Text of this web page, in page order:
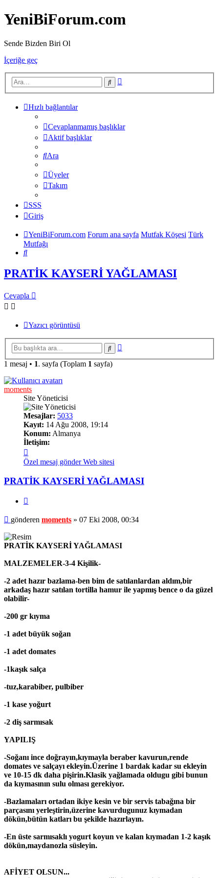
YeniBiForum.com
Sende Bizden Biri Ol
İçeriğe geç
Ara
Hızlı bağlantılar
Cevaplanmamış başlıklar
Aktif başlıklar
Ara
Üyeler
Takım
SSS
Giriş
YeniBiForum.com Forum ana sayfa Mutfak Köşesi Türk
Mutfağı
Ara
PRATİK KAYSERİ YAĞLAMASI
Cevapla
Yazıcı görüntüsü
Ara
1 mesaj • 1. sayfa (Toplam 1 sayfa)
moments
Site Yöneticisi
Mesajlar: 5033
Kayıt: 14 Ağu 2008, 19:14
Konum: Almanya
İletişim:
moments
Özel mesaj gönder Web sitesi
PRATİK KAYSERİ YAĞLAMASI
Mesaj
gönderen moments » 07 Eki 2008, 00:34
PRATİK KAYSERİ YAĞLAMASI
MALZEMELER-3-4 Kişilik-
-2 adet hazır bazlama-ben bim de satılanlardan aldım,bir
arkadaş hazır satılan tortilla hamur ile yapmış bence o da güzel
olabilir-
-200 gr kıyma
-1 adet büyük soğan
-1 adet domates
-1kaşık salça
-tuz,karabiber, pulbiber
-1 kase yoğurt
-2 diş sarmısak
YAPILIŞ
-Soğanı ince doğrayın,kıymayla beraber kavurun,rende
domates ve salçayı ekleyin.Üzerine 1 bardak kadar su ekleyin
ve 10-15 dk daha pişirin.Klasik yağlamada oldugu gibi bunun
da kıymasının sulu olması gerekiyor.
-Bazlamaları ortadan ikiye kesin ve bir servis tabağına bir
parçasını yerleştirin,üzerine kavurdugunuz kıymadan
dökün,bütün katları bu şekilde hazırlayın.
-En üste sarmısaklı yogurt koyun ve kalan kıymadan 1-2 kaşık
dökün,maydanozla süsleyin.
AFİYET OLSUN...